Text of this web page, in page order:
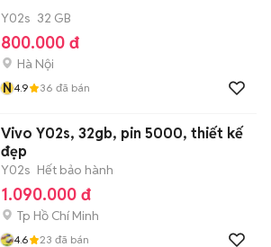
Y02s 32 GB
800.000 đ
Hà Nội
N4.9 36 đã bán
Vivo Y02s, 32gb, pin 5000, thiết kế
đẹp
Y02s Hết bảo hành
1.090.000 đ
Tp Hồ Chí Minh
4.6 23 đã bán